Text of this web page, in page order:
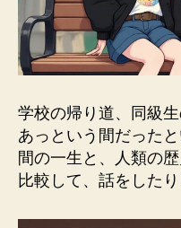
学校の帰り道、同級
あっという間だった
間の一生と、人類の
比較して、話をしたり